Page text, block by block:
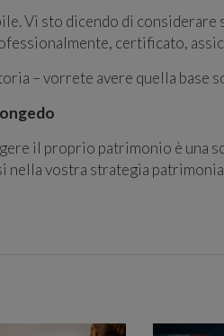
Vi sto dicendo di considerare
certificato,
– vorrete avere quella base
il proprio patrimonio è una
nella vostra strategia